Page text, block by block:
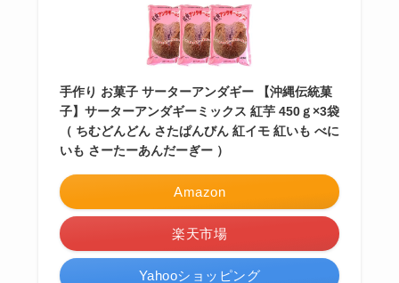
手作り お菓子 サーターアンダギー 【沖縄伝統菓
子】サーターアンダギーミックス 紅芋 450ｇ×3袋
（ ちむどんどん さたぱんびん 紅イモ 紅いも べに
いも さーたーあんだーぎー ）
Amazon
楽天市場
Yahooショッピング